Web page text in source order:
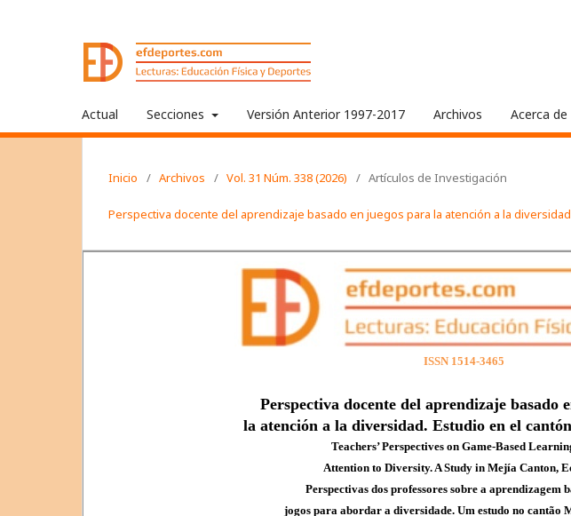
Actual Secciones Versión Anterior 1997-2017 Archivos Acerca de
Inicio / Archivos / Vol. 31 Núm. 338 (2026) / Artículos de Investigación
Perspectiva docente del aprendizaje basado en juegos para la atención a la diversidad